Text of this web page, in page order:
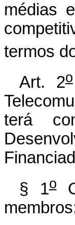
médias
termos
Art. 2o
terá
§ 1oO